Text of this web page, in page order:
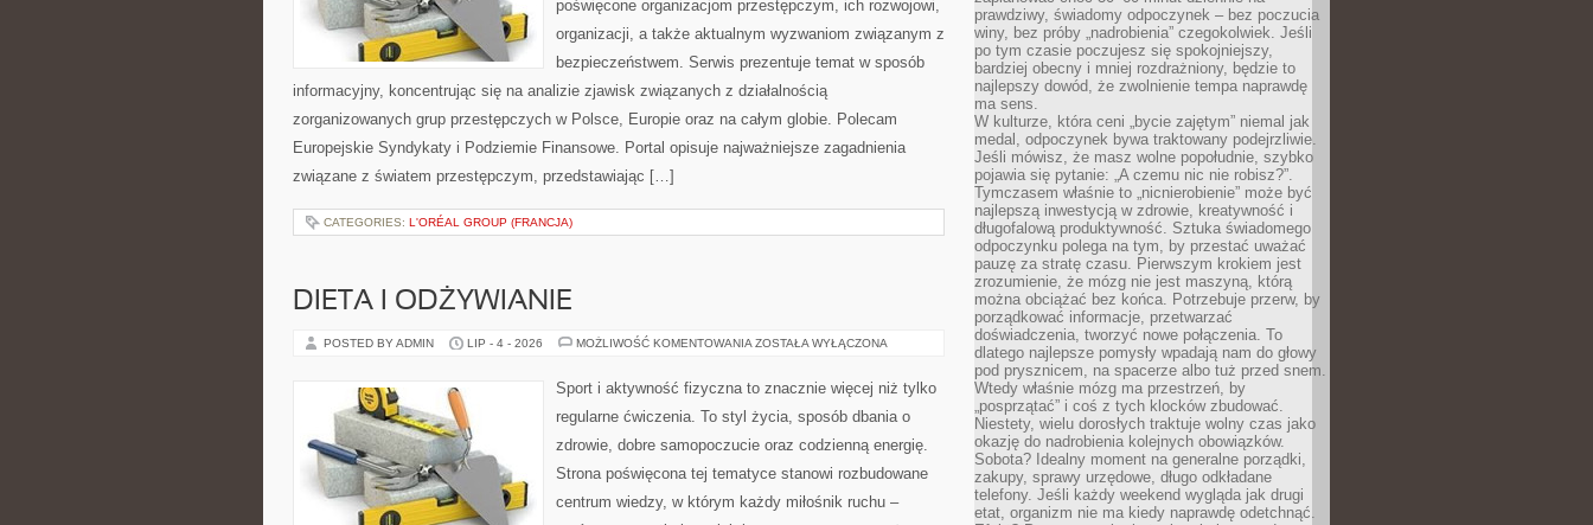
poświęcone organizacjom przestępczym, ich rozwojowi,
organizacji, a także aktualnym wyzwaniom związanym z
bezpieczeństwem. Serwis prezentuje temat w sposób
informacyjny, koncentrując się na analizie zjawisk związanych z działalnością
zorganizowanych grup przestępczych w Polsce, Europie oraz na całym globie. Polecam
Europejskie Syndykaty i Podziemie Finansowe. Portal opisuje najważniejsze zagadnienia
związane z światem przestępczym, przedstawiając […]
CATEGORIES: L'ORÉAL GROUP (FRANCJA)
DIETA I ODŻYWIANIE
POSTED BY ADMIN LIP - 4 - 2026 MOŻLIWOŚĆ KOMENTOWANIA DIETA
ZOSTAŁA WYŁĄCZONA
Sport i aktywność fizyczna to znacznie więcej niż tylko
regularne ćwiczenia. To styl życia, sposób dbania o
zdrowie, dobre samopoczucie oraz codzienną energię.
Strona poświęcona tej tematyce stanowi rozbudowane
centrum wiedzy, w którym każdy miłośnik ruchu –
prawdziwy, świadomy odpoczynek – bez poczucia
winy, bez próby „nadrobienia” czegokolwiek. Jeśli
po tym czasie poczujesz się spokojniejszy,
bardziej obecny i mniej rozdrażniony, będzie to
najlepszy dowód, że zwolnienie tempa naprawdę
ma sens.
W kulturze, która ceni „bycie zajętym” niemal jak
medal, odpoczynek bywa traktowany podejrzliwie.
Jeśli mówisz, że masz wolne popołudnie, szybko
pojawia się pytanie: „A czemu nic nie robisz?”.
Tymczasem właśnie to „nicnierobienie” może być
najlepszą inwestycją w zdrowie, kreatywność i
długofalową produktywność. Sztuka świadomego
odpoczynku polega na tym, by przestać uważać
pauzę za stratę czasu. Pierwszym krokiem jest
zrozumienie, że mózg nie jest maszyną, którą
można obciążać bez końca. Potrzebuje przerw, by
porządkować informacje, przetwarzać
doświadczenia, tworzyć nowe połączenia. To
dlatego najlepsze pomysły wpadają nam do głowy
pod prysznicem, na spacerze albo tuż przed snem.
Wtedy właśnie mózg ma przestrzeń, by
„posprzątać” i coś z tych klocków zbudować.
Niestety, wielu dorosłych traktuje wolny czas jako
okazję do nadrobienia kolejnych obowiązków.
Sobota? Idealny moment na generalne porządki,
zakupy, sprawy urzędowe, długo odkładane
telefony. Jeśli każdy weekend wygląda jak drugi
etat, organizm nie ma kiedy naprawdę odetchnąć.